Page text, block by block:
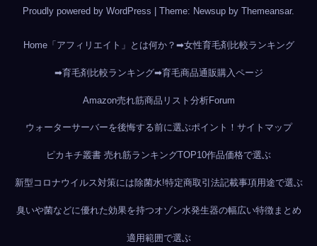
Proudly powered by WordPress | Theme: Newsup by Themeansar.
Home「アフィリエイト」とは何か？ ➡女性育毛剤比較ランキング
➡育毛剤比較ランキング➡育毛商品通販購入ページ
Amazon売れ筋商品リスト分析Forum
ウォーターサーバーを後悔する前に選ぶポイント！ サイトマップ
ピカキチ叢書 売れ筋ランキングTOP10作品価格で選ぶ
新型コロナウイルス対策には除菌水!特定商取引法記載事項用途で選ぶ
臭いや菌などに優れた効果を持つオゾン水発生器の幅広い特徴まとめ
適用範囲で選ぶ